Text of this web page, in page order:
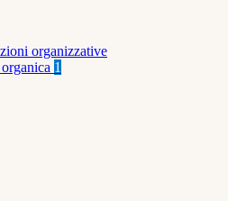
organizzative
1